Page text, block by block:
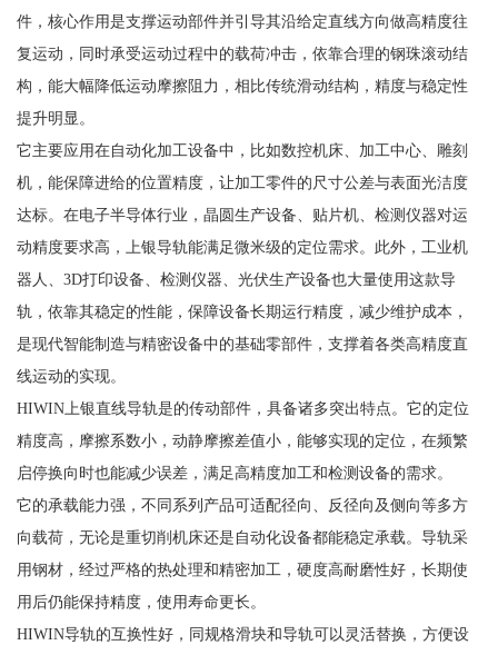
件，核心作用是支撑运动部件并引导其沿给定直线方向做高精度往
复运动，同时承受运动过程中的载荷冲击，依靠合理的钢珠滚动结
构，能大幅降低运动摩擦阻力，相比传统滑动结构，精度与稳定性
提升明显。
它主要应用在自动化加工设备中，比如数控机床、加工中心、雕刻
机，能保障进给的位置精度，让加工零件的尺寸公差与表面光洁度
达标。在电子半导体行业，晶圆生产设备、贴片机、检测仪器对运
动精度要求高，上银导轨能满足微米级的定位需求。此外，工业机
器人、3D打印设备、检测仪器、光伏生产设备也大量使用这款导
轨，依靠其稳定的性能，保障设备长期运行精度，减少维护成本，
是现代智能制造与精密设备中的基础零部件，支撑着各类高精度直
线运动的实现。
HIWIN上银直线导轨是的传动部件，具备诸多突出特点。它的定位
精度高，摩擦系数小，动静摩擦差值小，能够实现的定位，在频繁
启停换向时也能减少误差，满足高精度加工和检测设备的需求。
它的承载能力强，不同系列产品可适配径向、反径向及侧向等多方
向载荷，无论是重切削机床还是自动化设备都能稳定承载。导轨采
用钢材，经过严格的热处理和精密加工，硬度高耐磨性好，长期使
用后仍能保持精度，使用寿命更长。
HIWIN导轨的互换性好，同规格滑块和导轨可以灵活替换，方便设